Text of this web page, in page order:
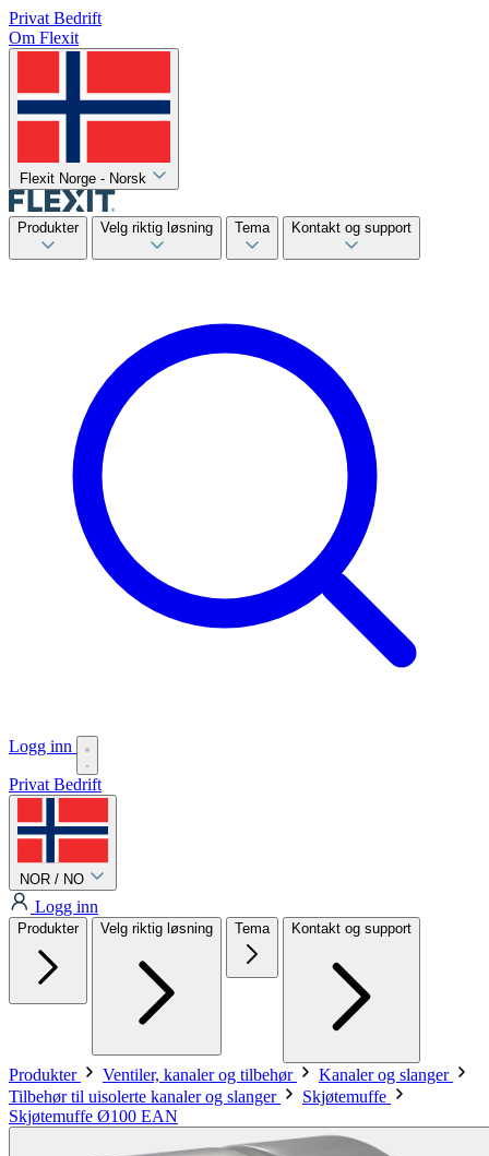
Privat Bedrift
Om Flexit
Flexit Norge - Norsk
Produkter Velg riktig løsning Tema Kontakt og support
Logg inn
Privat Bedrift
NOR / NO
Logg inn
Produkter Velg riktig løsning Tema Kontakt og support
Produkter Ventiler, kanaler og tilbehør
Kanaler og slanger
Tilbehør til uisolerte kanaler og slanger
Skjøtemuffe
Skjøtemuffe Ø100 EAN